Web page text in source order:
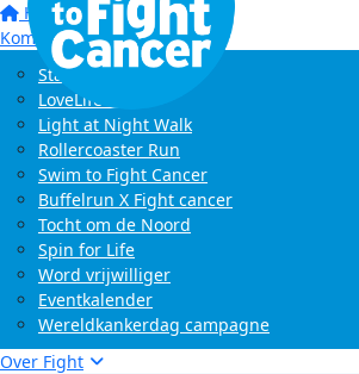
Home
Kom in actie
Start zelf een actie
LoveLife Run
Light at Night Walk
Rollercoaster Run
Swim to Fight Cancer
Buffelrun X Fight cancer
Tocht om de Noord
Spin for Life
Word vrijwilliger
Eventkalender
Wereldkankerdag campagne
Over Fight